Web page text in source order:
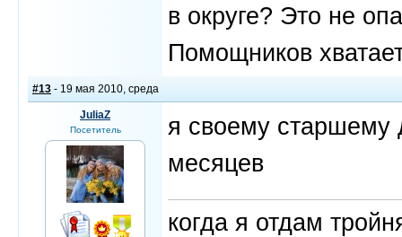
в округе? Это не
Помощников
#13 - 19 мая 2010, среда
JuliaZ
Посетитель
я своему старшему
месяцев
когда я отдам